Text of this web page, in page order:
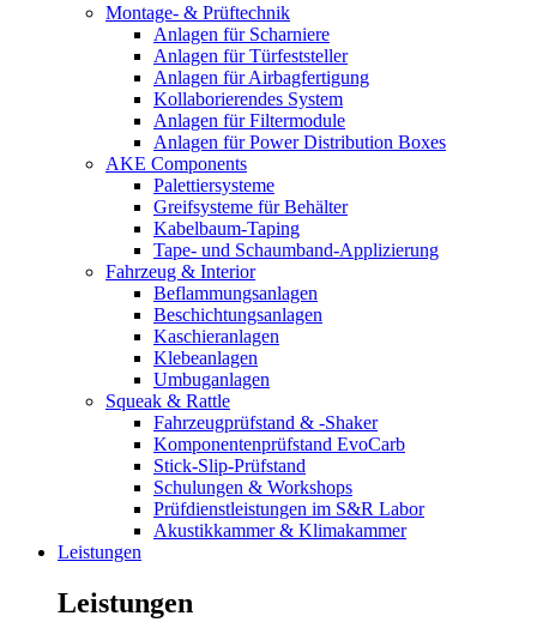
Montage- & Prüftechnik
Anlagen für Scharniere
Anlagen für Türfeststeller
Anlagen für Airbagfertigung
Kollaborierendes System
Anlagen für Filtermodule
Anlagen für Power Distribution Boxes
AKE Components
Palettiersysteme
Greifsysteme für Behälter
Kabelbaum-Taping
Tape- und Schaumband-Applizierung
Fahrzeug & Interior
Beflammungsanlagen
Beschichtungsanlagen
Kaschieranlagen
Klebeanlagen
Umbuganlagen
Squeak & Rattle
Fahrzeugprüfstand & -Shaker
Komponentenprüfstand EvoCarb
Stick-Slip-Prüfstand
Schulungen & Workshops
Prüfdienstleistungen im S&R Labor
Akustikkammer & Klimakammer
Leistungen
Leistungen